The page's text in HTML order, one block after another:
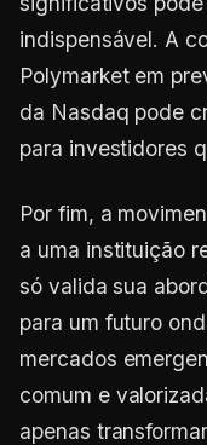
indispensável. A
Polymarket em
da Nasdaq pode
para investidores
Por fim, a
a uma instituição
só valida sua
para um futuro
mercados
comum e
apenas